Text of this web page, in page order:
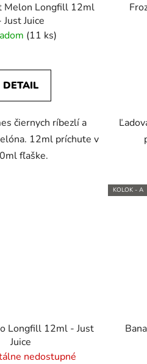
Melon Longfill 12ml
Just Juice
(11 ks)
DETAIL
čiernych ríbezlí a
12ml príchute v
fľaške.
Longfill 12ml - Just
Juice
nedostupné
KOLOK - A